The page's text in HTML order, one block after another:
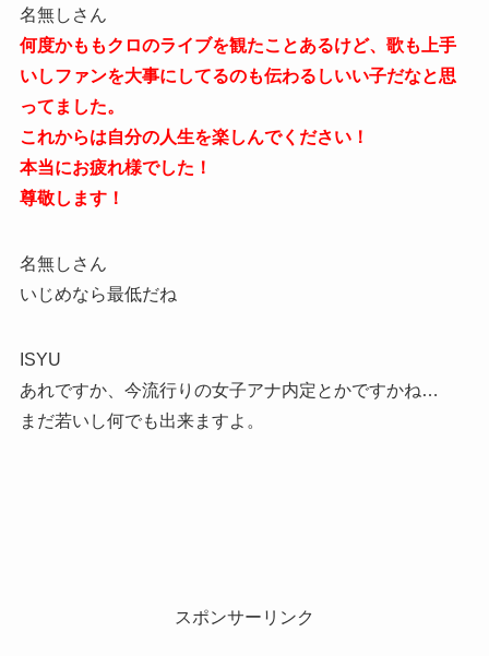
名無しさん
何度かももクロのライブを観たことあるけど、歌も上手
いしファンを大事にしてるのも伝わるしいい子だなと思
ってました。
これからは自分の人生を楽しんでください！
本当にお疲れ様でした！
尊敬します！
名無しさん
いじめなら最低だね
ISYU
あれですか、今流行りの女子アナ内定とかですかね…
まだ若いし何でも出来ますよ。
スポンサーリンク